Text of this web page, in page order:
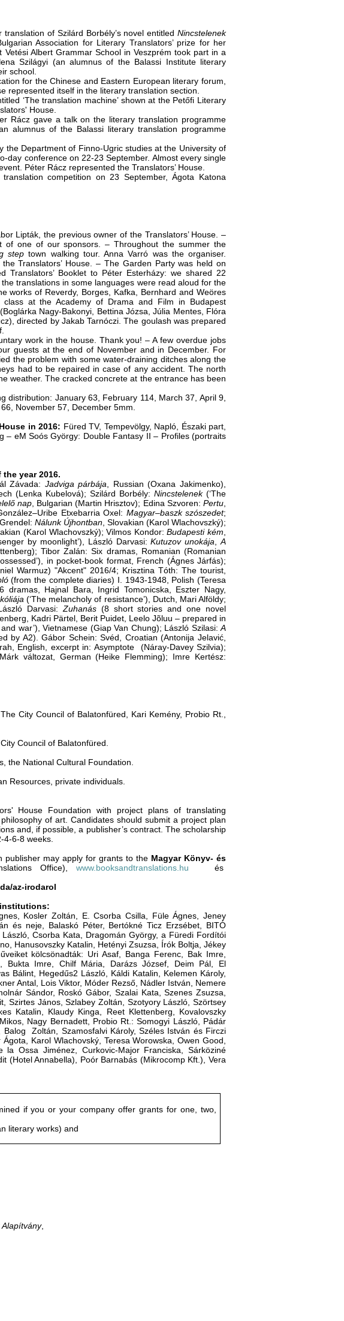
of Szilárd Borbély’s novel entitled Nincstelenek
Association for Literary Translators’ prize for her
Vetési Albert Grammar School in Veszprém took part in a
Szilágyi (an alumnus of the Balassi Institute literary
school.
for the Chinese and Eastern European literary forum,
represented itself in the literary translation section.
‘The translation machine’ shown at the Petőfi Literary
House.
Rácz gave a talk on the literary translation programme
alumnus of the Balassi literary translation programme
the Department of Finno-Ugric studies at the University of
day conference on 22-23 September. Almost every single
Péter Rácz represented the Translators’ House.
competition on 23 September, Ágota Katona
Lipták, the previous owner of the Translators’ House. –
one of our sponsors. – Throughout the summer the
step town walking tour. Anna Varró was the organiser.
Translators’ House. ‒ The Garden Party was held on
Booklet to Péter Esterházy: we shared 22
translations in some languages were read aloud for the
works of Reverdy, Borges, Kafka, Bernhard and Weöres
class at the Academy of Drama and Film in Budapest
Nagy-Bakonyi, Bettina Józsa, Júlia Mentes, Flóra
directed by Jakab Tarnóczi. The goulash was prepared
work in the house. Thank you! ‒ A few overdue jobs
guests at the end of November and in December. For
the problem with some water-draining ditches along the
had to be repaired in case of any accident. The north
weather. The cracked concrete at the entrance has been
distribution: January 63, February 114, March 37, April 9,
November 57, December 5mm.
in 2016: Füred TV, Tempevölgy, Napló, Északi part,
‒ eM Soós György: Double Fantasy II ‒ Profiles (portraits
year 2016.
Závada: Jadviga párbája , Russian (Oxana Jakimenko),
(Lenka Kubelová); Szilárd Borbély: Nincstelenek(‘The
nap, Bulgarian (Martin Hrisztov); Edina Szvoren:Pertu
Etxebarria Oxel: Magyar‒baszk szószedet;
Nálunk Újhontban , Slovakian (Karol Wlachovszký);
(Karol Wlachovszký); Vilmos Kondor:Budapesti kém
by moonlight’), László Darvasi:Kutuzov unokája ,A
Tibor Zalán: Six dramas, Romanian (Romanian
in pocket-book format, French (Ágnes Járfás);
Warmuz) "Akcent" 2016/4; Krisztina Tóth: The tourist,
(from the complete diaries) I. 1943-1948, Polish (Teresa
dramas, Hajnal Bara, Ingrid Tomonicska, Eszter Nagy,
(‘The melancholy of resistance’), Dutch, Mari Alföldy;
Darvasi: Zuhanás(8 short stories and one novel
Kadri Pärtel, Berit Puidet, Leelo Jõluu ‒ prepared in
and war’), Vietnamese (Giap Van Chung); László Szilasi: A
by A2). Gábor Schein: Svéd, Croatian (Antonija Jelavić,
English, excerpt in: Asymptote (Náray-Davey Szilvia);
változat, German (Heike Flemming); Imre Kertész:
City Council of Balatonfüred, Kari Kemény, Probio Rt.,
Council of Balatonfüred.
the National Cultural Foundation.
Resources, private individuals.
House Foundation with project plans of translating
of art. Candidates should submit a project plan
and, if possible, a publisher’s contract. The scholarship
6-8 weeks.
publisher may apply for grants to the Magyar Könyv- és
Office),www.booksandtranslations.hu és
az-irodarol
Kosler Zoltán, E. Csorba Csilla, Füle Ágnes, Jeney
és neje, Balaskó Péter, Bertókné Ticz Erzsébet, BITÓ
Csorba Kata, Dragomán György, a Füredi Fordítói
Hanusovszky Katalin, Hetényi Zsuzsa, Írók Boltja, Jékey
kölcsönadták: Uri Asaf, Banga Ferenc, Bak Imre,
Bukta Imre, Chilf Mária, Darázs József, Deim Pál, El
Bálint, Hegedűs2 László, Káldi Katalin, Kelemen Károly,
Antal, Lois Viktor, Móder Rezső, Nádler István, Nemere
Sándor, Roskó Gábor, Szalai Kata, Szenes Zsuzsa,
Szirtes János, Szlabey Zoltán, Szotyory László, Szörtsey
Katalin, Klaudy Kinga, Reet Klettenberg, Kovalovszky
Nagy Bernadett, Probio Rt.: Somogyi László, Pádár
Zoltán, Szamosfalvi Károly, Széles István és Firczi
Karol Wlachovský, Teresa Worowska, Owen Good,
Ossa Jiménez, Curkovic-Major Franciska, Sárköziné
(Hotel Annabella), Poór Barnabás (Mikrocomp Kft.), Vera
if you or your company offer grants for one, two,
literary works) and
,